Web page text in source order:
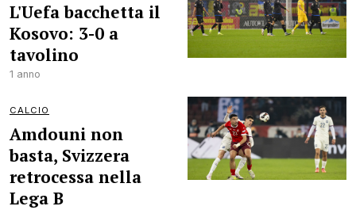
L'Uefa bacchetta il
Kosovo: 3-0 a
tavolino
1 anno
CALCIO
Amdouni non
basta, Svizzera
retrocessa nella
Lega B